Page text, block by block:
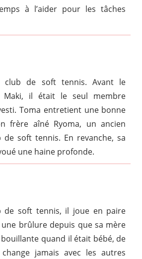
à l’aider pour les tâches
club de soft tennis. Avant le
Maki, il était le seul membre
Toma entretient une bonne
frère aîné Ryoma, un ancien
soft tennis. En revanche, sa
une haine profonde.
de soft tennis, il joue en paire
brûlure depuis que sa mère
bouillante quand il était bébé, de
jamais avec les autres